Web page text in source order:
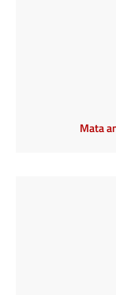
Mata